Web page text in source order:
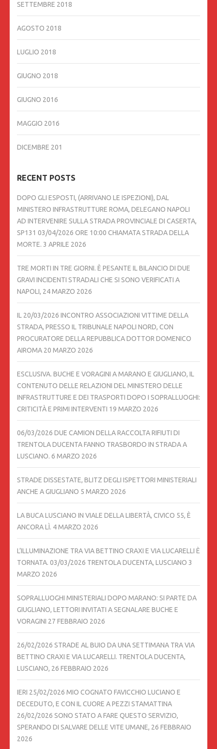
SETTEMBRE 2018
AGOSTO 2018
LUGLIO 2018
GIUGNO 2018
GIUGNO 2016
MAGGIO 2016
DICEMBRE 201
RECENT POSTS
DOPO GLI ESPOSTI, (ARRIVANO LE ISPEZIONI), DAL
MINISTERO INFRASTRUTTURE ROMA, DELEGANO NAPOLI
AD INTERVENIRE SULLA STRADA PROVINCIALE DI CASERTA,
SP131 03/04/2026 ORE 10:00 CHIAMATA STRADA DELLA
MORTE. 3 APRILE 2026
TRE MORTI IN TRE GIORNI. È PESANTE IL BILANCIO DI DUE
GRAVI INCIDENTI STRADALI CHE SI SONO VERIFICATI A
NAPOLI, 24 MARZO 2026
IL 20/03/2026 INCONTRO ASSOCIAZIONI VITTIME DELLA
STRADA, PRESSO IL TRIBUNALE NAPOLI NORD, CON
PROCURATORE DELLA REPUBBLICA DOTTOR DOMENICO
AIROMA 20 MARZO 2026
ESCLUSIVA. BUCHE E VORAGINI A MARANO E GIUGLIANO, IL
CONTENUTO DELLE RELAZIONI DEL MINISTERO DELLE
INFRASTRUTTURE E DEI TRASPORTI DOPO I SOPRALLUOGHI:
CRITICITÀ E PRIMI INTERVENTI 19 MARZO 2026
06/03/2026 DUE CAMION DELLA RACCOLTA RIFIUTI DI
TRENTOLA DUCENTA FANNO TRASBORDO IN STRADA A
LUSCIANO. 6 MARZO 2026
STRADE DISSESTATE, BLITZ DEGLI ISPETTORI MINISTERIALI
ANCHE A GIUGLIANO 5 MARZO 2026
LA BUCA LUSCIANO IN VIALE DELLA LIBERTÀ, CIVICO 55, È
ANCORA LÌ. 4 MARZO 2026
L’ILLUMINAZIONE TRA VIA BETTINO CRAXI E VIA LUCARELLI È
TORNATA. 03/03/2026 TRENTOLA DUCENTA, LUSCIANO 3
MARZO 2026
SOPRALLUOGHI MINISTERIALI DOPO MARANO: SI PARTE DA
GIUGLIANO, LETTORI INVITATI A SEGNALARE BUCHE E
VORAGINI 27 FEBBRAIO 2026
26/02/2026 STRADE AL BUIO DA UNA SETTIMANA TRA VIA
BETTINO CRAXI E VIA LUCARELLI. TRENTOLA DUCENTA,
LUSCIANO, 26 FEBBRAIO 2026
IERI 25/02/2026 MIO COGNATO FAVICCHIO LUCIANO E
DECEDUTO, E CON IL CUORE A PEZZI STAMATTINA
26/02/2026 SONO STATO A FARE QUESTO SERVIZIO,
SPERANDO DI SALVARE DELLE VITE UMANE, 26 FEBBRAIO
2026